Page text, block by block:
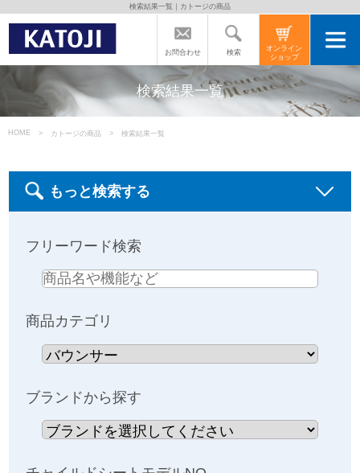
トップページ
カトージの商品
カトージについて
直営店のご案内
お知らせ
お問合わせ 検索
オンライン
ショップ
検索結果一覧｜カトージの商品
検索結果一覧
HOME カトージの商品 検索結果一覧
もっと検索する
フリーワード検索
商品カテゴリ
ブランドから探す